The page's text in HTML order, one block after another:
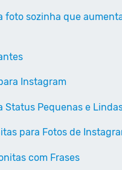
foto sozinha que
Instagram
Status Pequenas e
para Fotos de
com Frases